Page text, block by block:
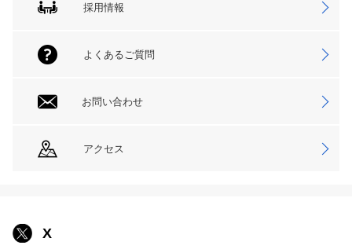
採用情報
よくあるご質問
お問い合わせ
アクセス
X